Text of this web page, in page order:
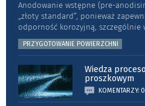
Anodowanie wstępne (pre-
„złoty standard”, ponieważ
odporność koro­zyjną, szczególnie
PRZYGOTOWANIE POWIERZCHNI
Wiedza
proszkowym
KOMENTARZY: 0